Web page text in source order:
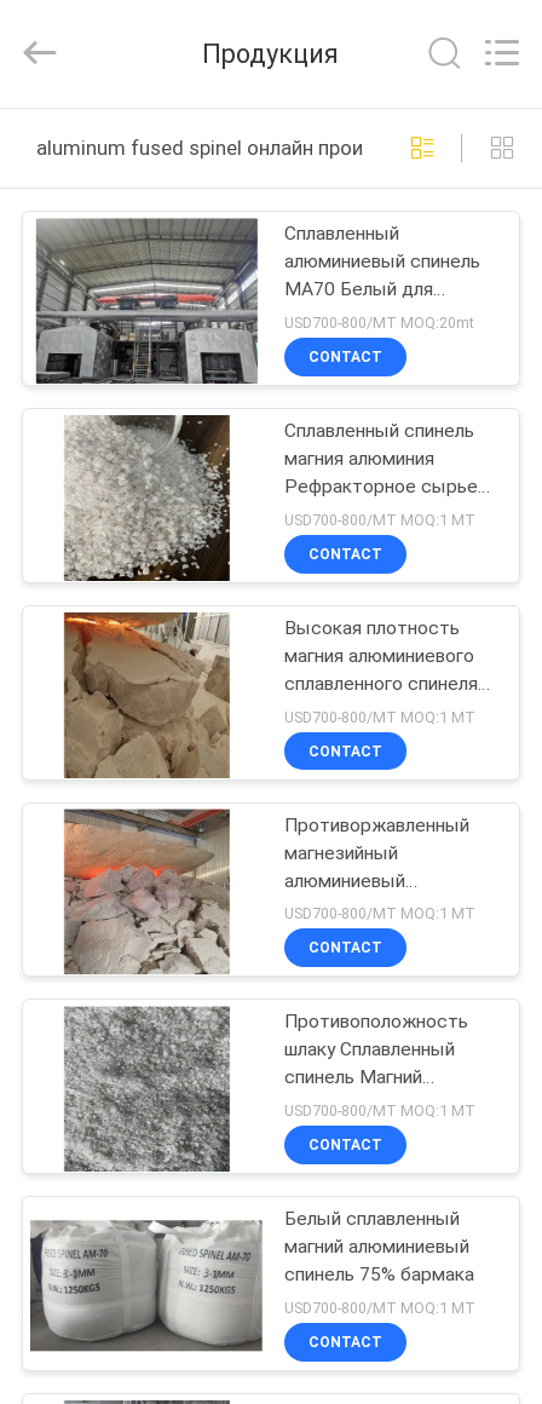
ПРОДУКТЫ
НАС
ПУТЕШЕСТВИЕ
ФАБРИКИ
ПРОВЕРКА
КАЧЕСТВА
СВЯЖИТЕСЬ
НОВОСТИ
СЛУЧАИ
КАРТА
САЙТА
PRIVACY
POLICY
Eastking
Limited.
Reserved.
Продукция
aluminum fused spinel онлайн производство
Сплавленный
алюминиевый спинель
MA70 Белый для
огнеупорных
материалов
USD700-800/MT MOQ:20mt
CONTACT
Сплавленный спинель
магния алюминия
Рефракторное сырье
ISO одобрено
USD700-800/MT MOQ:1 МТ
CONTACT
Высокая плотность
магния алюминиевого
сплавленного спинеля
для теплоизоляционных
материалов
USD700-800/MT MOQ:1 МТ
CONTACT
Противоржавленный
магнезийный
алюминиевый
расплавленный спинель
74,5% для
производства
USD700-800/MT MOQ:1 МТ
CONTACT
Противоположность
шлаку Сплавленный
спинель Магний
Алюминий Спинель
Большая плотность
объема
USD700-800/MT MOQ:1 МТ
CONTACT
Белый сплавленный
магний алюминиевый
спинель 75% бармака
USD700-800/MT MOQ:1 МТ
CONTACT